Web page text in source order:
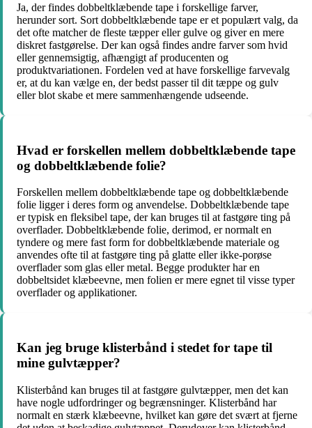
Ja, der findes dobbeltklæbende tape i forskellige farver,
herunder sort. Sort dobbeltklæbende tape er et populært valg, da
det ofte matcher de fleste tæpper eller gulve og giver en mere
diskret fastgørelse. Der kan også findes andre farver som hvid
eller gennemsigtig, afhængigt af producenten og
produktvariationen. Fordelen ved at have forskellige farvevalg
er, at du kan vælge en, der bedst passer til dit tæppe og gulv
eller blot skabe et mere sammenhængende udseende.
Hvad er forskellen mellem dobbeltklæbende tape
og dobbeltklæbende folie?
Forskellen mellem dobbeltklæbende tape og dobbeltklæbende
folie ligger i deres form og anvendelse. Dobbeltklæbende tape
er typisk en fleksibel tape, der kan bruges til at fastgøre ting på
overflader. Dobbeltklæbende folie, derimod, er normalt en
tyndere og mere fast form for dobbeltklæbende materiale og
anvendes ofte til at fastgøre ting på glatte eller ikke-porøse
overflader som glas eller metal. Begge produkter har en
dobbeltsidet klæbeevne, men folien er mere egnet til visse typer
overflader og applikationer.
Kan jeg bruge klisterbånd i stedet for tape til
mine gulvtæpper?
Klisterbånd kan bruges til at fastgøre gulvtæpper, men det kan
have nogle udfordringer og begrænsninger. Klisterbånd har
normalt en stærk klæbeevne, hvilket kan gøre det svært at fjerne